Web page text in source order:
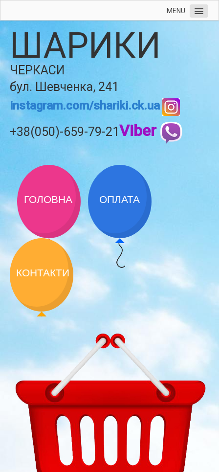
MENU
ШАРИКИ
ЧЕРКАСИ
бул. Шевченка, 241
instagram.com/shariki.ck.ua
+38(050)-659-79-21Viber
ГОЛОВНА ОПЛАТА
КОНТАКТИ